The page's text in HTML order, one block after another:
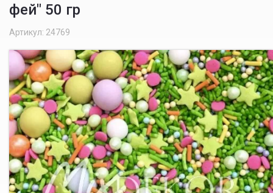
фей" 50 гр
Артикул: 24769